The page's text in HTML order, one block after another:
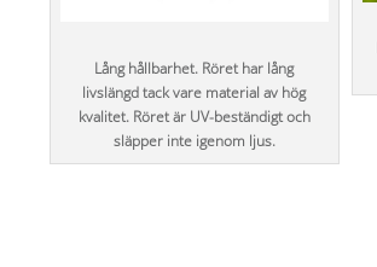
Lång hållbarhet. Röret har lång
livslängd tack vare material av hög
kvalitet. Röret är UV-beständigt och
släpper inte igenom ljus.